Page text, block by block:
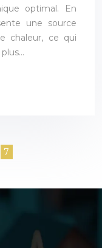
optimal. En
une source
chaleur, ce qui
7